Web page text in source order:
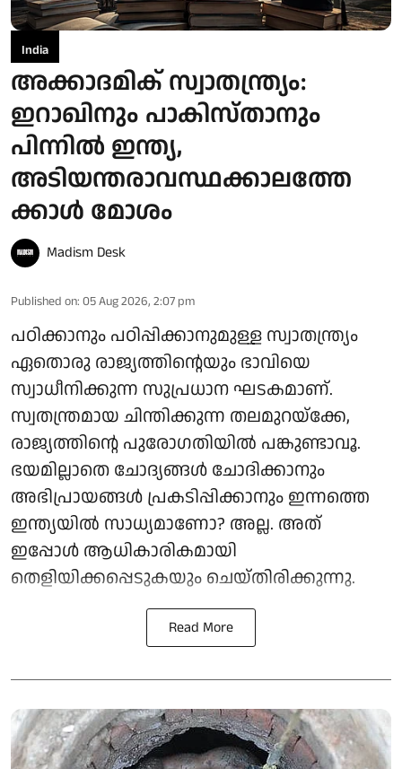
India
അക്കാദമിക് സ്വാതന്ത്യ്രം:
ഇറാഖിനും പാകിസ്താനും
പിന്നിൽ ഇന്ത്യ,
അടിയന്തരാവസ്ഥക്കാലത്തേ
ക്കാൾ മോശം
Madism Desk
Published on: 05 Aug 2026, 2:07 pm
പഠിക്കാനും പഠിപ്പിക്കാനുമുള്ള സ്വാതന്ത്ര്യം
ഏതൊരു രാജ്യത്തിന്റെയും ഭാവിയെ
സ്വാധീനിക്കുന്ന സുപ്രധാന ഘടകമാണ്.
സ്വതന്ത്രമായ ചിന്തിക്കുന്ന തലമുറയ്ക്കേ,
രാജ്യത്തിന്റെ പുരോഗതിയിൽ പങ്കുണ്ടാവൂ.
ഭയമില്ലാതെ ചോദ്യങ്ങൾ ചോദിക്കാനും
അഭിപ്രായങ്ങൾ പ്രകടിപ്പിക്കാനും ഇന്നത്തെ
ഇന്ത്യയിൽ സാധ്യമാണോ? അല്ല. അത്
ഇപ്പോൾ ആധികാരികമായി
തെളിയിക്കപ്പെടുകയും ചെയ്തിരിക്കുന്നു.
Read More